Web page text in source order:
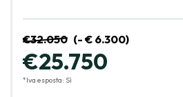
€32.050 (- € 6.300)
€25.750
*Iva esposta: Sì